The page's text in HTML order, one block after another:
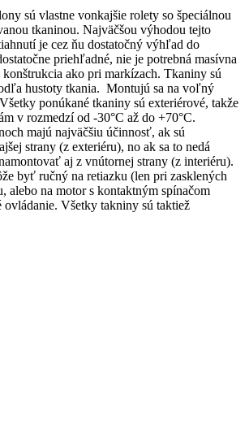
sú vlastne vonkajšie rolety so špeciálnou
tkaninou. Najväčšou výhodou tejto
je cez ňu dostatočný výhľad do
priehľadné, nie je potrebná masívna
konštrukcia ako pri markízach. Tkaniny sú
hustoty tkania. Montujú sa na voľný
ponúkané tkaniny sú exteriérové, takže
v rozmedzí od -30°C až do +70°C.
majú najväčšiu účinnosť, ak sú
strany (z exteriéru), no ak sa to nedá
aj z vnútornej strany (z interiéru).
byť ručný na retiazku (len pri zasklených
alebo na motor s kontaktným spínačom
Všetky takniny sú taktiež